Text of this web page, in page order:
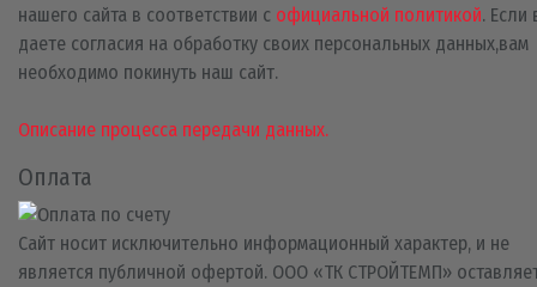
нашего сайта в соответствии с официальной политикой. Если
даете согласия на обработку своих персональных данных,вам
необходимо покинуть наш сайт.
Описание процесса передачи данных.
Оплата
Сайт носит исключительно информационный характер, и не
является публичной офертой. ООО «ТК СТРОЙТЕМП»